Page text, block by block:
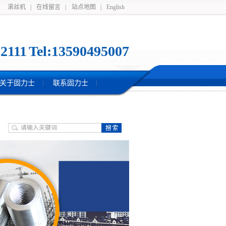
滚丝机 在线留言 站点地图 English
Tel:13590495007
于固力士 联系固力士